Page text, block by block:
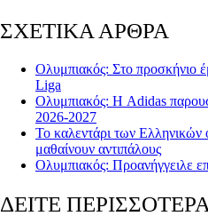
ΣΧΕΤΙΚΑ ΑΡΘΡΑ
Ολυμπιακός: Στο προσκήνιο
Liga
Ολυμπιακός: Η Adidas
2026-2027
Το καλεντάρι των
μαθαίνουν αντιπάλους
Ολυμπιακός: Προανήγγειλε
ΔΕΙΤΕ ΠΕΡΙΣΣΟΤΕΡΑ